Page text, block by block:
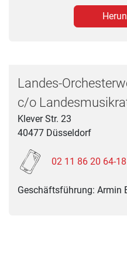
Landes-
c/o
Klever Str. 23
40477 Düsseldorf
02 11 86 20 64-18
Geschäftsführung: Armin